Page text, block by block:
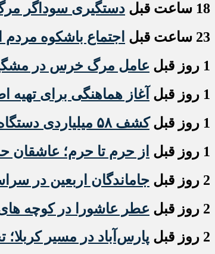
18 ساعت قبل
دستگیری سوداگر مرگ با نزدیک به ۶
23 ساعت قبل
اجتماع باشکوه مردم
1 روز قبل
عامل مرگ خرس در
1 روز قبل
آغاز هماهنگی برای
1 روز قبل
کشف ۵۸ میلیاردی دستگاه های استخراج ارز دیجیتال قاچاق در اردبیل
1 روز قبل
از حرم تا حرم؛ عاشقان
2 روز قبل
جاماندگان اربعین در
2 روز قبل
عطر عاشورا در کوچه
2 روز قبل
پارس‌آباد در مسیر کربلا؛